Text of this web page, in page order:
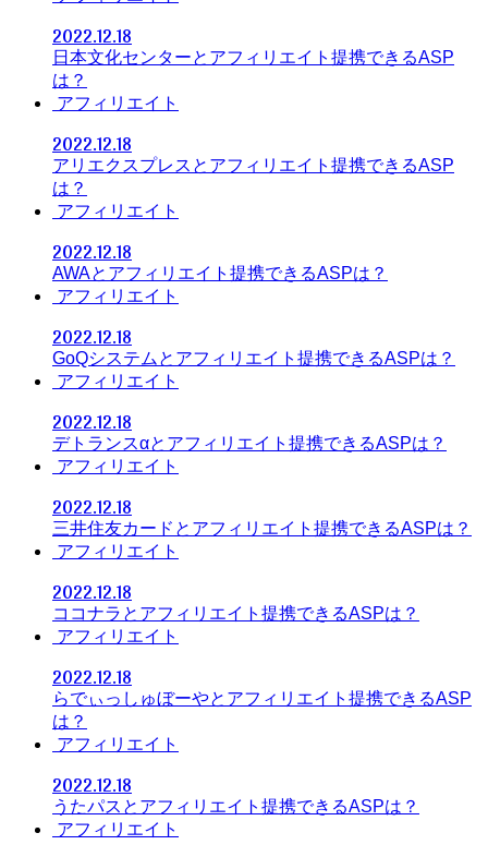
2022.12.18
日本文化センターとアフィリエイト提携できるASP
は？
アフィリエイト
2022.12.18
アリエクスプレスとアフィリエイト提携できるASP
は？
アフィリエイト
2022.12.18
AWAとアフィリエイト提携できるASPは？
アフィリエイト
2022.12.18
GoQシステムとアフィリエイト提携できるASPは？
アフィリエイト
2022.12.18
デトランスαとアフィリエイト提携できるASPは？
アフィリエイト
2022.12.18
三井住友カードとアフィリエイト提携できるASPは？
アフィリエイト
2022.12.18
ココナラとアフィリエイト提携できるASPは？
アフィリエイト
2022.12.18
らでぃっしゅぼーやとアフィリエイト提携できるASP
は？
アフィリエイト
2022.12.18
うたパスとアフィリエイト提携できるASPは？
アフィリエイト